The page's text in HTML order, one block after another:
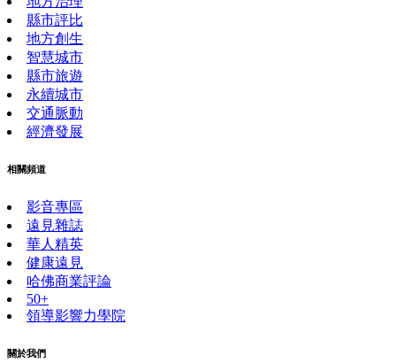
縣市評比
地方創生
智慧城市
縣市旅遊
永續城市
交通脈動
經濟發展
相關頻道
影音專區
遠見雜誌
華人精英
健康遠見
哈佛商業評論
50+
領導影響力學院
關於我們